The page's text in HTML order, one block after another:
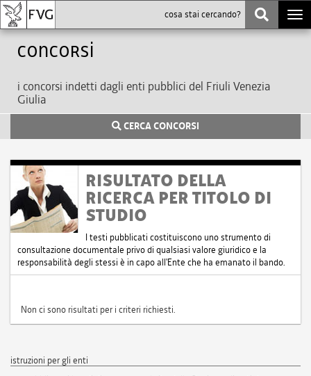
Concorsi
i concorsi indetti dagli enti pubblici del Friuli Venezia
Giulia
CERCA CONCORSI
RISULTATO DELLA
RICERCA PER TITOLO DI
STUDIO
I testi pubblicati costituiscono uno strumento di
consultazione documentale privo di qualsiasi valore giuridico e la
responsabilità degli stessi è in capo all'Ente che ha emanato il bando.
Non ci sono risultati per i criteri richiesti.
istruzioni per gli enti